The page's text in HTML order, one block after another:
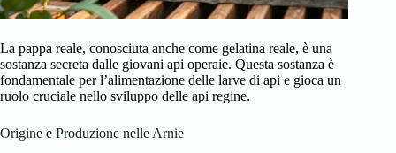
La pappa reale, conosciuta anche come gelatina reale, è una
sostanza secreta dalle giovani api operaie. Questa sostanza è
fondamentale per l’alimentazione delle larve di api e gioca un
ruolo cruciale nello sviluppo delle api regine.
Origine e Produzione nelle Arnie